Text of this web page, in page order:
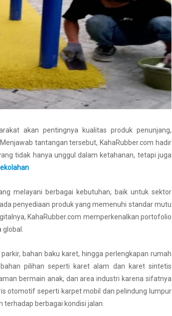
akan pentingnya kualitas produk penunjang,
tantangan tersebut, KahaRubber.com hadir
tidak hanya unggul dalam ketahanan, tetapi juga
melayani berbagai kebutuhan, baik untuk sektor
penyediaan produk yang memenuhi standar mutu
KahaRubber.com memperkenalkan portofolio
global.
bahan baku karet, hingga perlengkapan rumah
pilihan seperti karet alam dan karet sintetis
bermain anak, dan area industri karena sifatnya
otomotif seperti karpet mobil dan pelindung lumpur
berbagai kondisi jalan.